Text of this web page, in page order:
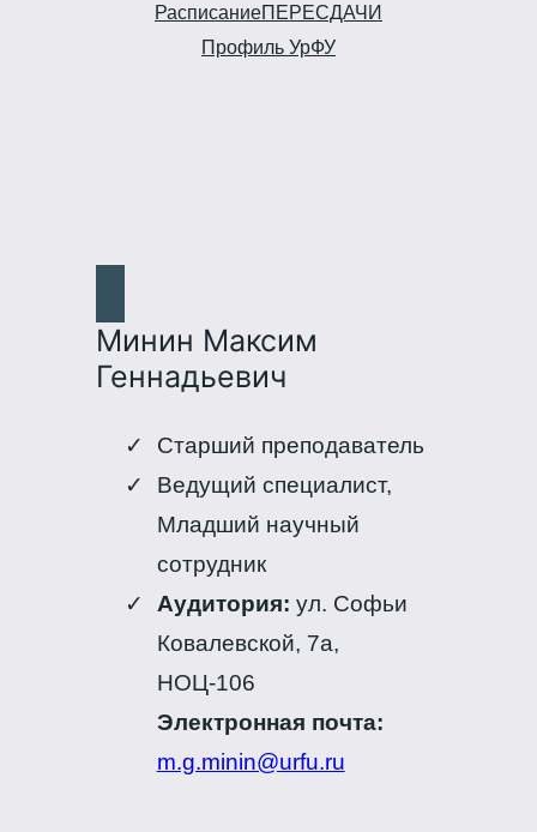
РасписаниеПЕРЕСДАЧИ
Профиль УрФУ
Минин Максим
Геннадьевич
Старший преподаватель
Ведущий специалист,
Младший научный
сотрудник
Аудитория: ул. Софьи
Ковалевской, 7а,
НОЦ-106
Электронная почта:
m.g.minin@urfu.ru